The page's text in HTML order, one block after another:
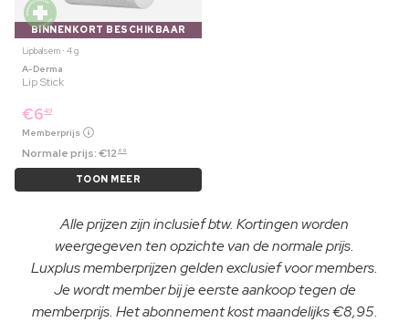
BINNENKORT BESCHIKBAAR
Lipbalsem ⋅ 4 g
A-Derma
Lip Stick
€649
Memberprijs
Normale prijs:€12 69
TOON MEER
Alle prijzen zijn inclusief btw. Kortingen worden
weergegeven ten opzichte van de normale prijs.
Luxplus memberprijzen gelden exclusief voor members.
Je wordt member bij je eerste aankoop tegen de
memberprijs. Het abonnement kost maandelijks €8,95.